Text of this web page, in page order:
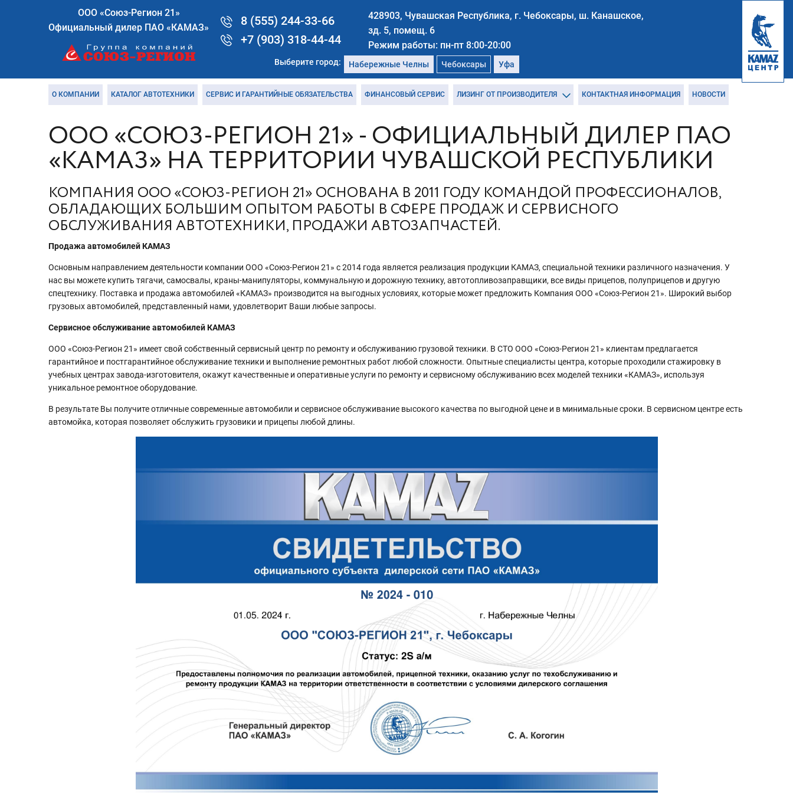
ООО «Союз-Регион 21»
Официальный дилер ПАО «КАМАЗ»
8 (555) 244-33-66
+7 (903) 318-44-44
428903, Чувашская Республика, г. Чебоксары, ш. Канашское,
зд. 5, помещ. 6
Режим работы: пн-пт 8:00-20:00
Выберите город: Набережные Челны Чебоксары Уфа
О КОМПАНИИ КАТАЛОГ АВТОТЕХНИКИ СЕРВИС И ГАРАНТИЙНЫЕ ОБЯЗАТЕЛЬСТВА ФИНАНСОВЫЙ СЕРВИС ЛИЗИНГ ОТ ПРОИЗВОДИТЕЛЯ КОНТАКТНАЯ ИНФОРМАЦИЯ НОВОСТИ
ООО «СОЮЗ-РЕГИОН 21» - ОФИЦИАЛЬНЫЙ ДИЛЕР ПАО
«КАМАЗ» НА ТЕРРИТОРИИ ЧУВАШСКОЙ РЕСПУБЛИКИ
КОМПАНИЯ ООО «СОЮЗ-РЕГИОН 21» ОСНОВАНА В 2011 ГОДУ КОМАНДОЙ ПРОФЕССИОНАЛОВ,
ОБЛАДАЮЩИХ БОЛЬШИМ ОПЫТОМ РАБОТЫ В СФЕРЕ ПРОДАЖ И СЕРВИСНОГО
ОБСЛУЖИВАНИЯ АВТОТЕХНИКИ, ПРОДАЖИ АВТОЗАПЧАСТЕЙ.
Продажа автомобилей КАМАЗ
Основным направлением деятельности компании ООО «Союз-Регион 21» с 2014 года является реализация продукции КАМАЗ, специальной техники различного назначения. У
нас вы можете купить тягачи, самосвалы, краны-манипуляторы, коммунальную и дорожную технику, автотопливозаправщики, все виды прицепов, полуприцепов и другую
спецтехнику. Поставка и продажа автомобилей «КАМАЗ» производится на выгодных условиях, которые может предложить Компания ООО «Союз-Регион 21». Широкий выбор
грузовых автомобилей, представленный нами, удовлетворит Ваши любые запросы.
Сервисное обслуживание автомобилей КАМАЗ
ООО «Союз-Регион 21» имеет свой собственный сервисный центр по ремонту и обслуживанию грузовой техники. В СТО ООО «Союз-Регион 21» клиентам предлагается
гарантийное и постгарантийное обслуживание техники и выполнение ремонтных работ любой сложности. Опытные специалисты центра, которые проходили стажировку в
учебных центрах завода-изготовителя, окажут качественные и оперативные услуги по ремонту и сервисному обслуживанию всех моделей техники «КАМАЗ», используя
уникальное ремонтное оборудование.
В результате Вы получите отличные современные автомобили и сервисное обслуживание высокого качества по выгодной цене и в минимальные сроки. В сервисном центре есть
автомойка, которая позволяет обслужить грузовики и прицепы любой длины.